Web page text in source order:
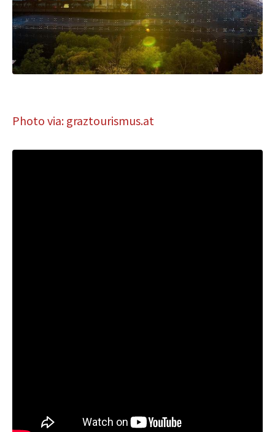
Photo via: graztourismus.at